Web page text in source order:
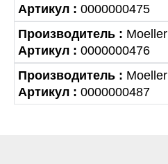
Артикул : 0000000475
Производитель : Moeller
Артикул : 0000000476
Производитель : Moeller
Артикул : 0000000487